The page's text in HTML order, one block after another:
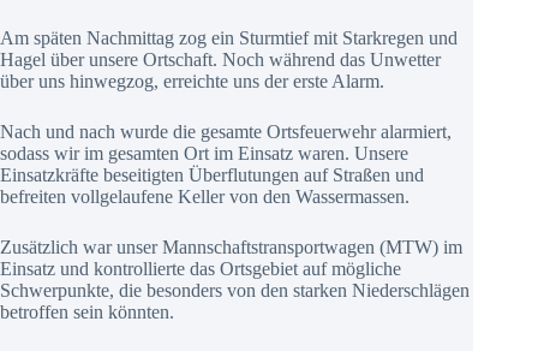
Am späten Nachmittag zog ein Sturmtief mit Starkregen und
Hagel über unsere Ortschaft. Noch während das Unwetter
über uns hinwegzog, erreichte uns der erste Alarm.
Nach und nach wurde die gesamte Ortsfeuerwehr alarmiert,
sodass wir im gesamten Ort im Einsatz waren. Unsere
Einsatzkräfte beseitigten Überflutungen auf Straßen und
befreiten vollgelaufene Keller von den Wassermassen.
Zusätzlich war unser Mannschaftstransportwagen (MTW) im
Einsatz und kontrollierte das Ortsgebiet auf mögliche
Schwerpunkte, die besonders von den starken Niederschlägen
betroffen sein könnten.